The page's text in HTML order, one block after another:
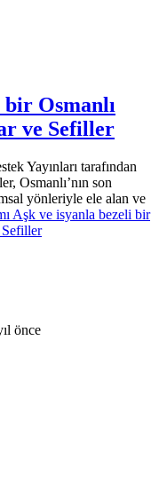
Osmanlı
ve Sefiller
Yayınları tarafından
Osmanlı’nın son
yönleriyle ele alan ve
Aşk ve isyanla bezeli bir
Sefiller
önce